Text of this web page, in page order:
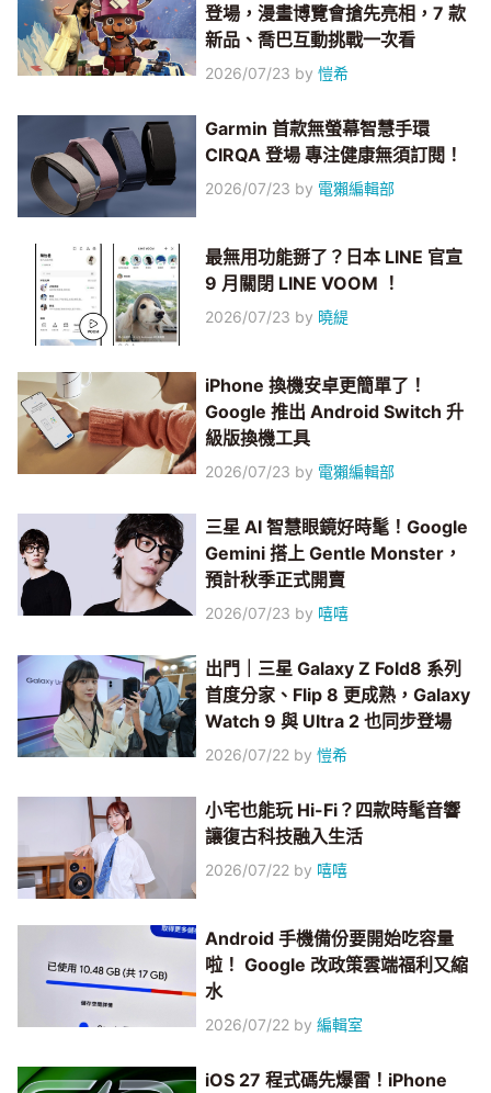
登場，漫畫博覽會搶先亮相，7 款
新品、喬巴互動挑戰一次看
2026/07/23 by愷希
Garmin 首款無螢幕智慧手環
CIRQA 登場 專注健康無須訂閱！
2026/07/23 by 電獺編輯部
最無用功能掰了？日本 LINE 官宣
9 月關閉 LINE VOOM ！
2026/07/23 by 曉緹
iPhone 換機安卓更簡單了！
Google 推出 Android Switch 升
級版換機工具
2026/07/23 by 電獺編輯部
三星 AI 智慧眼鏡好時髦！Google
Gemini 搭上 Gentle Monster，
預計秋季正式開賣
2026/07/23 by 嘻嘻
出門｜三星 Galaxy Z Fold8 系列
首度分家、Flip 8 更成熟，Galaxy
Watch 9 與 Ultra 2 也同步登場
2026/07/22 by愷希
小宅也能玩 Hi-Fi？四款時髦音響
讓復古科技融入生活
2026/07/22 by 嘻嘻
Android 手機備份要開始吃容量
啦！ Google 改政策雲端福利又縮
水
2026/07/22 by編輯室
iOS 27 程式碼先爆雷！iPhone